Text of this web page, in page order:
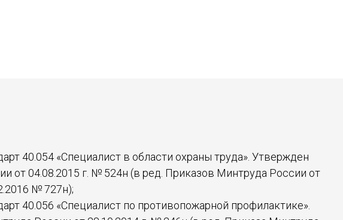
40.054 «Специалист в области охраны труда». Утвержден
от 04.08.2015 г. № 524н (в ред. Приказов Минтруда России от
№ 727н);
40.056 «Специалист по противопожарной профилактике».